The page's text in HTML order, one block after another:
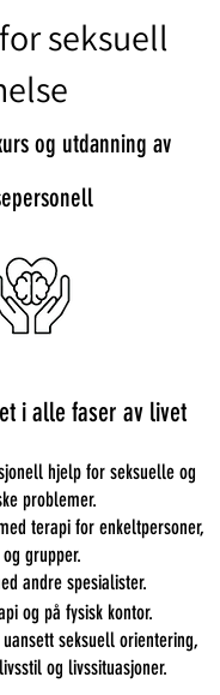
seksuell
og utdanning av
i alle faser av livet
hjelp for seksuelle og
problemer.
terapi for enkeltpersoner,
grupper.
andre spesialister.
og på fysisk kontor.
seksuell orientering,
og livssituasjoner.